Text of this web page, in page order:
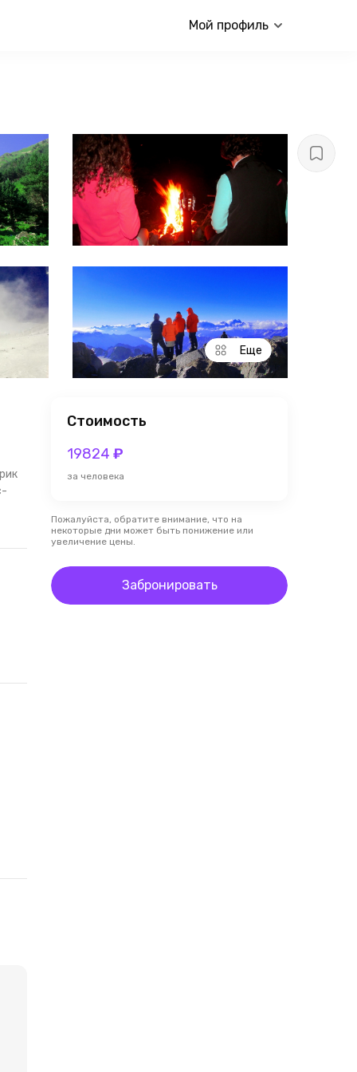
Мой профиль
Еще
Стоимость
19824 ₽
за человека
Пожалуйста, обратите внимание, что на
некоторые дни может быть понижение или
увеличение цены.
Забронировать